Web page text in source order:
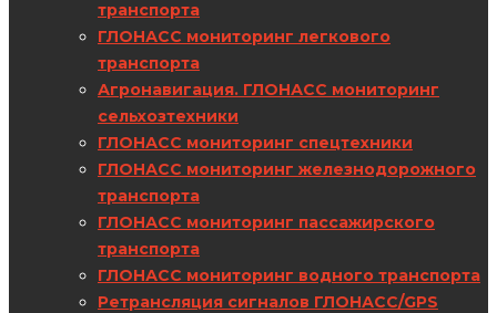
транспорта
ГЛОНАСС мониторинг легкового
транспорта
Агронавигация. ГЛОНАСС мониторинг
сельхозтехники
ГЛОНАСС мониторинг спецтехники
ГЛОНАСС мониторинг железнодорожного
транспорта
ГЛОНАСС мониторинг пассажирского
транспорта
ГЛОНАСС мониторинг водного транспорта
Ретрансляция сигналов ГЛОНАСС/GPS